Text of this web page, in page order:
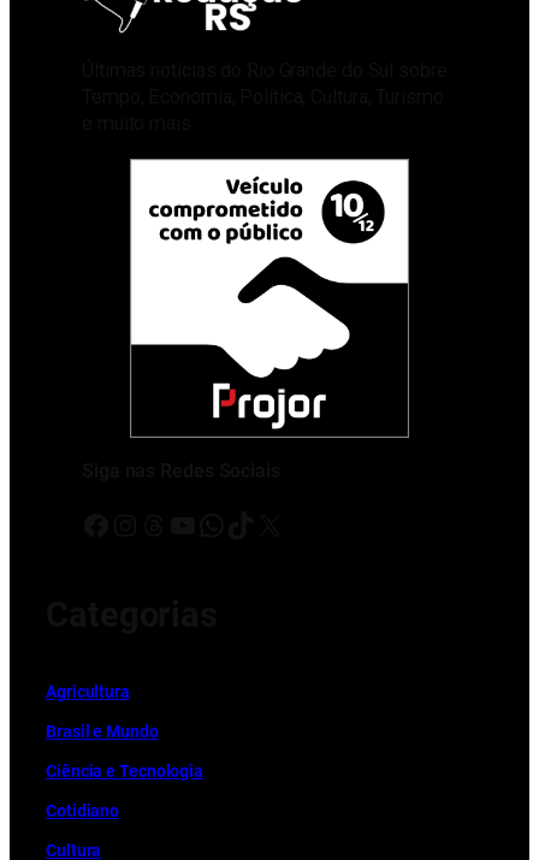
Agricultura
Brasil e Mundo
Ciência e Tecnologia
Cotidiano
Cultura